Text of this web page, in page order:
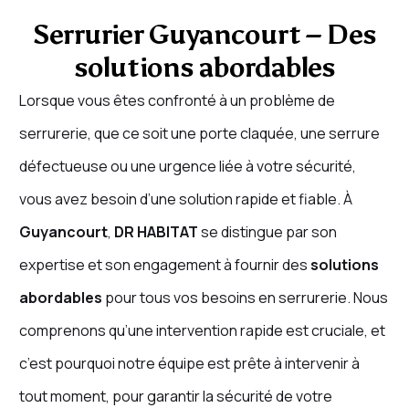
Serrurier Guyancourt – Des
solutions abordables
Lorsque vous êtes confronté à un problème de
serrurerie, que ce soit une porte claquée, une serrure
défectueuse ou une urgence liée à votre sécurité,
vous avez besoin d’une solution rapide et fiable. À
Guyancourt, DR HABITATse distingue par son
expertise et son engagement à fournir dessolutions
abordables pour tous vos besoins en serrurerie. Nous
comprenons qu’une intervention rapide est cruciale, et
c’est pourquoi notre équipe est prête à intervenir à
tout moment, pour garantir la sécurité de votre